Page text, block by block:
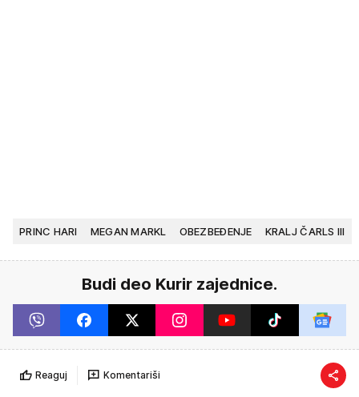
PRINC HARI MEGAN MARKL OBEZBEĐENJE KRALJ ČARLS III
Budi deo Kurir zajednice.
Reaguj Komentariši